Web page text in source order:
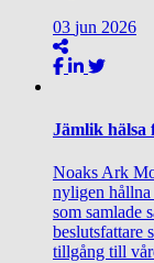
03 jun 2026
Jämlik hälsa
Noaks Ark
nyligen
som samlade
beslutsfattare
tillgång till